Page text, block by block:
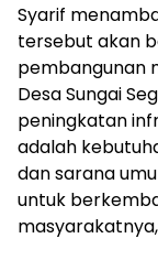
Syarif
tersebut akan
pembangunan
Desa Sungai
peningkatan
adalah
dan sarana
untuk